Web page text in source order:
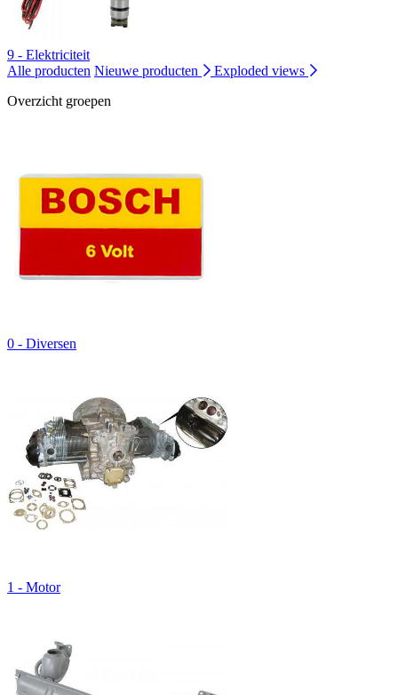
9 - Elektriciteit
Alle producten Nieuwe producten
Exploded views
Overzicht groepen
0 - Diversen
1 - Motor